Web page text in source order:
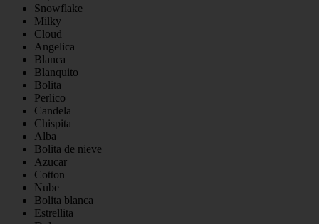
Snowflake
Milky
Cloud
Angelica
Blanca
Blanquito
Bolita
Perlico
Candela
Chispita
Alba
Bolita de nieve
Azucar
Cotton
Nube
Bolita blanca
Estrellita